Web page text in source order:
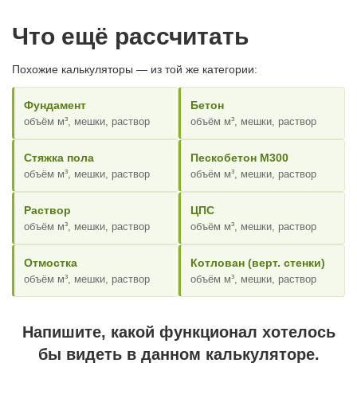
Что ещё рассчитать
Похожие калькуляторы — из той же категории:
Фундамент
объём м³, мешки, раствор
Бетон
объём м³, мешки, раствор
Стяжка пола
объём м³, мешки, раствор
Пескобетон М300
объём м³, мешки, раствор
Раствор
объём м³, мешки, раствор
ЦПС
объём м³, мешки, раствор
Отмостка
объём м³, мешки, раствор
Котлован (верт. стенки)
объём м³, мешки, раствор
Напишите, какой функционал хотелось
бы видеть в данном калькуляторе.